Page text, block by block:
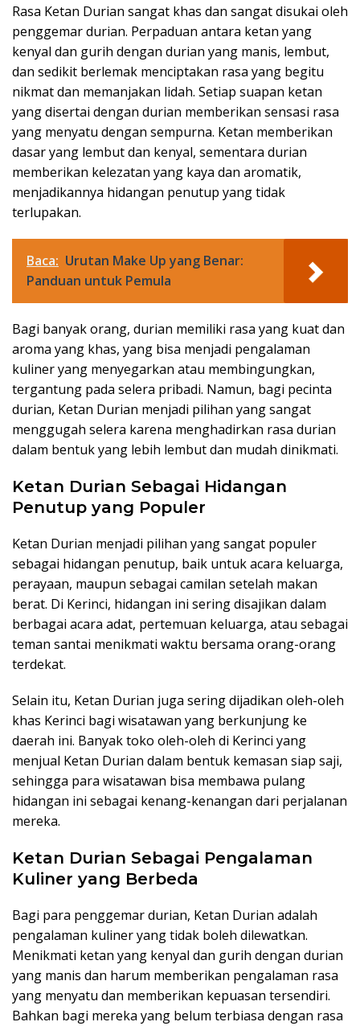
Rasa Ketan Durian sangat khas dan sangat disukai oleh
penggemar durian. Perpaduan antara ketan yang
kenyal dan gurih dengan durian yang manis, lembut,
dan sedikit berlemak menciptakan rasa yang begitu
nikmat dan memanjakan lidah. Setiap suapan ketan
yang disertai dengan durian memberikan sensasi rasa
yang menyatu dengan sempurna. Ketan memberikan
dasar yang lembut dan kenyal, sementara durian
memberikan kelezatan yang kaya dan aromatik,
menjadikannya hidangan penutup yang tidak
terlupakan.
Baca: Urutan Make Up yang Benar:
Panduan untuk Pemula
Bagi banyak orang, durian memiliki rasa yang kuat dan
aroma yang khas, yang bisa menjadi pengalaman
kuliner yang menyegarkan atau membingungkan,
tergantung pada selera pribadi. Namun, bagi pecinta
durian, Ketan Durian menjadi pilihan yang sangat
menggugah selera karena menghadirkan rasa durian
dalam bentuk yang lebih lembut dan mudah dinikmati.
Ketan Durian Sebagai Hidangan
Penutup yang Populer
Ketan Durian menjadi pilihan yang sangat populer
sebagai hidangan penutup, baik untuk acara keluarga,
perayaan, maupun sebagai camilan setelah makan
berat. Di Kerinci, hidangan ini sering disajikan dalam
berbagai acara adat, pertemuan keluarga, atau sebagai
teman santai menikmati waktu bersama orang-orang
terdekat.
Selain itu, Ketan Durian juga sering dijadikan oleh-oleh
khas Kerinci bagi wisatawan yang berkunjung ke
daerah ini. Banyak toko oleh-oleh di Kerinci yang
menjual Ketan Durian dalam bentuk kemasan siap saji,
sehingga para wisatawan bisa membawa pulang
hidangan ini sebagai kenang-kenangan dari perjalanan
mereka.
Ketan Durian Sebagai Pengalaman
Kuliner yang Berbeda
Bagi para penggemar durian, Ketan Durian adalah
pengalaman kuliner yang tidak boleh dilewatkan.
Menikmati ketan yang kenyal dan gurih dengan durian
yang manis dan harum memberikan pengalaman rasa
yang menyatu dan memberikan kepuasan tersendiri.
Bahkan bagi mereka yang belum terbiasa dengan rasa